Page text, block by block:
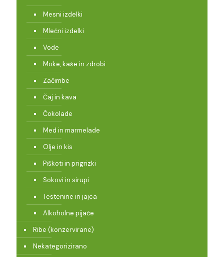
Mesni izdelki
Mlečni izdelki
Vode
Moke, kaše in zdrobi
Začimbe
Čaj in kava
Čokolade
Med in marmelade
Olje in kis
Piškoti in prigrizki
Sokovi in sirupi
Testenine in jajca
Alkoholne pijače
Ribe (konzervirane)
Nekategorizirano